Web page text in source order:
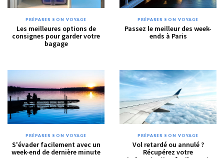
PRÉPARER SON VOYAGE
Les meilleures options de
consignes pour garder votre
bagage
PRÉPARER SON VOYAGE
Passez le meilleur des week-
ends à Paris
PRÉPARER SON VOYAGE
S'évader facilement avec un
week-end de dernière minute
PRÉPARER SON VOYAGE
Vol retardé ou annulé ?
Récupérez votre